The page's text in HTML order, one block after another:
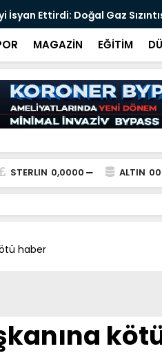
Bandırma İlçe Müftüsü
MAGAZİN EĞİTİM
STERLIN 0,0000 ALTIN
haber